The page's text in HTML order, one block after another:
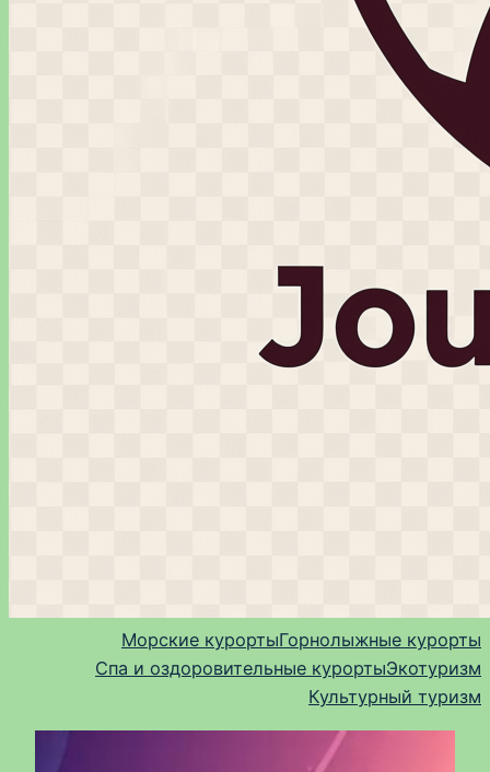
Морские курортыГорнолыжные курорты
Спа и оздоровительные курортыЭкотуризм
Культурный туризм